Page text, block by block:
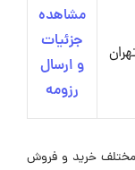
مشاهده
جزئیات
و ارسال
رزومه
مختلف خرید و فروش